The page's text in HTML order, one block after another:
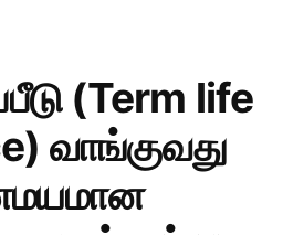
(Term life
வாங்குவது